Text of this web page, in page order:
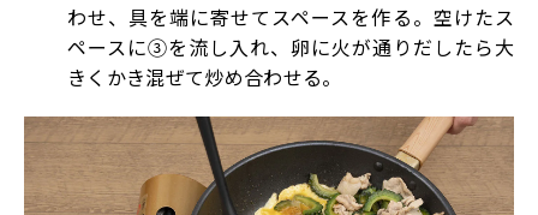
わせ、具を端に寄せてスペースを作る。空けたス
ペースに③を流し入れ、卵に火が通りだしたら大
きくかき混ぜて炒め合わせる。